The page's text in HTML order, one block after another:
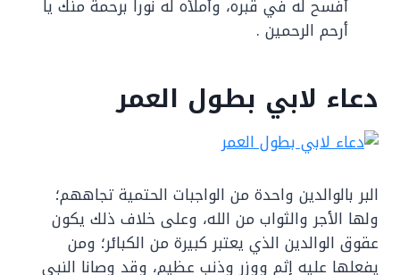
أفسح له في قبره، وأملأه له نوراً برحمة منك يا
أرحم الرحمين .
دعاء لابي بطول العمر
البر بالوالدين واحدة من الواجبات الحتمية تجاههم؛
ولها الأجر والثواب من الله، وعلى خلاف ذلك يكون
عقوق الوالدين الذي يعتبر كبيرة من الكبائر؛ ومن
يفعلها عليه إثم ووزر وذنب عظيم، وقد وصانا النبي